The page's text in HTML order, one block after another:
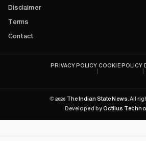
Disclaimer
Terms
Contact
PRIVACY POLICY COOKIE POLICY
©2026 The Indian State News. All
Developed by Octilus